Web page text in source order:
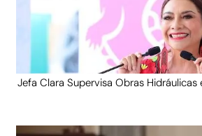
Jefa Clara Supervisa Obras Hidráulicas